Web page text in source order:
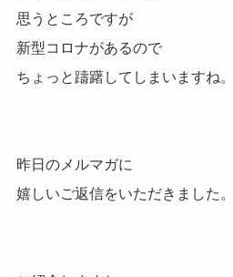
思うところですが
新型コロナがあるので
ちょっと躊躇してしまいますね。
昨日のメルマガに
嬉しいご返信をいただきました。